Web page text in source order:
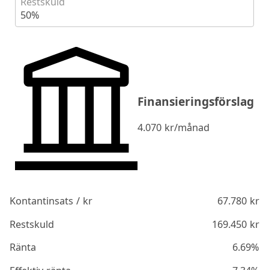
50%
Finansieringsförslag
4.070 kr/månad
Kontantinsats / kr 67.780kr
Restskuld
169.450kr
Ränta
6.69%